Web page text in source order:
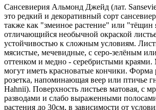
Сансевиерия Альмонд Джейд (лат.
это редкий и декоративный сорт
также как "змеиное растение" или "тёщин
отличающийся необычной окраской
устойчивостью к сложным условиям.
мясистые, мечевидные, с серо-зелёным
оттенком и медно - серебристыми
могут иметь красноватые кончики. Форма
розетка, напоминающая веер или птичье
Hahnii). Поверхность листьев матовая, с
разводами и слабо выраженными
растения до 30см, в зависимости от